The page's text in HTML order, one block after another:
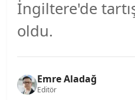
İngiltere'de
oldu.
Emre Aladağ
Editör